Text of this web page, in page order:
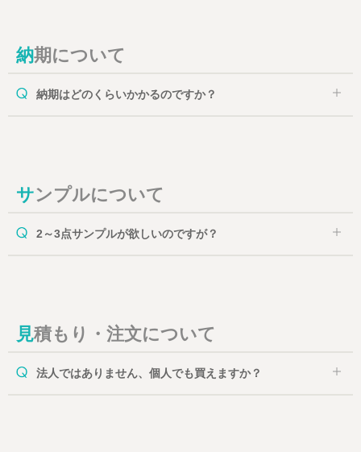
納期について
納期はどのくらいかかるのですか？
サンプルについて
2～3点サンプルが欲しいのですが？
見積もり・注文について
法人ではありません、個人でも買えますか？